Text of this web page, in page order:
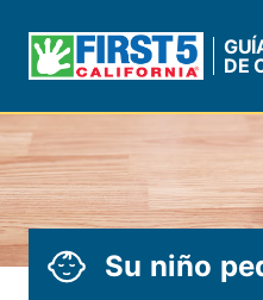
DE
Su niño